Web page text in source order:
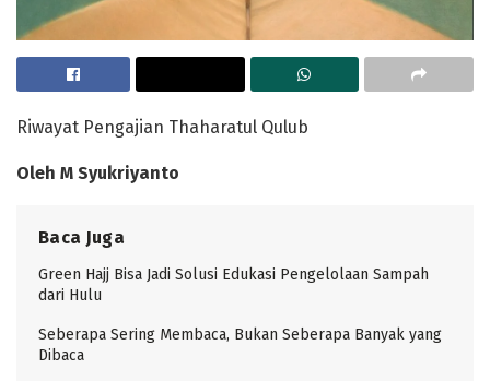
Riwayat Pengajian Thaharatul Qulub
Oleh M Syukriyanto
Baca Juga
Green Hajj Bisa Jadi Solusi Edukasi Pengelolaan Sampah
dari Hulu
Seberapa Sering Membaca, Bukan Seberapa Banyak yang
Dibaca